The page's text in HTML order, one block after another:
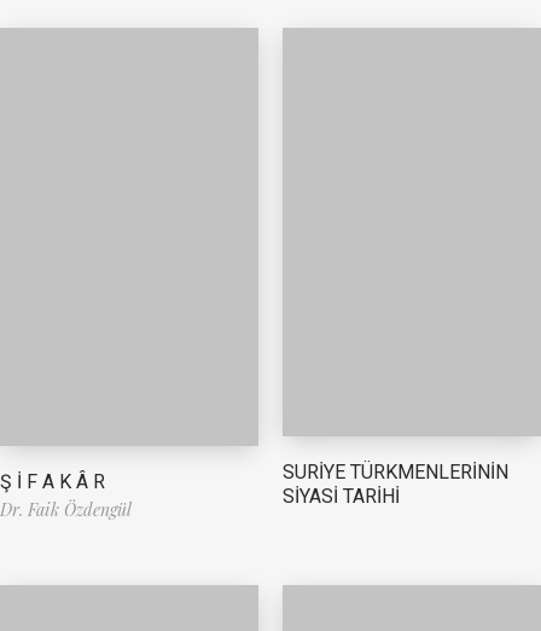
Ş İ F A K Â R
Dr. Faik Özdengül
SURİYE TÜRKMENLERİNİN
SİYASİ TARİHİ